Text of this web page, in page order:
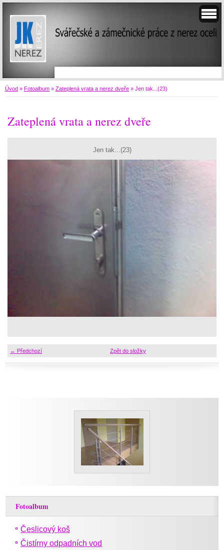
Úvod » Fotoalbum » Zateplená vrata a nerez dveře » Jen tak...(23)
Zateplená vrata a nerez dveře
Jen tak...(23)
← Předchozí Zpět do složky
Fotoalbum
Česlicový koš
Čistírny odpadních vod